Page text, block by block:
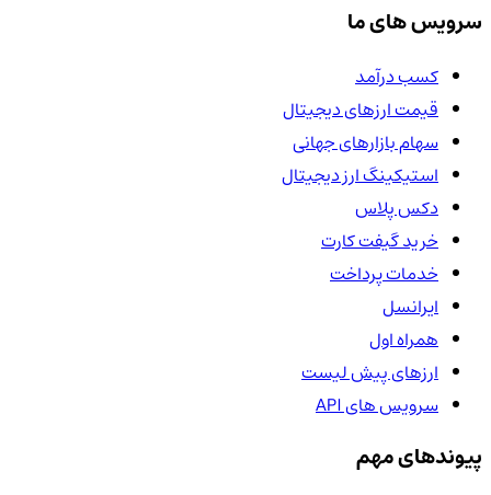
سرویس های ما
کسب درآمد
قیمت ارزهای دیجیتال
سهام بازارهای جهانی
استیکینگ ارز دیجیتال
دکس پلاس
خرید گیفت کارت
خدمات پرداخت
ایرانسل
همراه اول
ارزهای پیش لیست
سرویس های API
پیوندهای مهم